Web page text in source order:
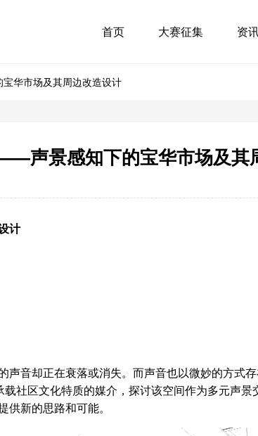
首页 大赛征集 资
华市场及其周边改造设计
声景感知下的宝华市场及其
计
音却正在衰落或消失。而声音也以微妙的方式
社区文化特质的媒介，探讨该空间作为多元声
新的思路和可能。